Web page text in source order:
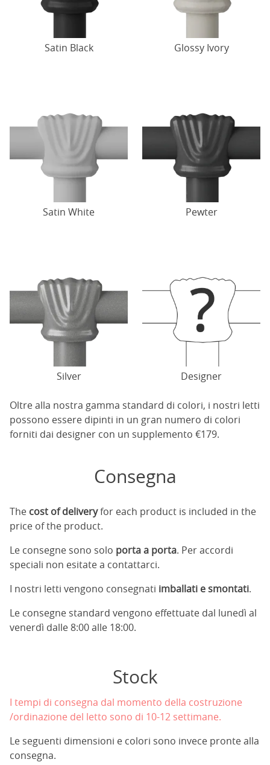
Satin Black Glossy Ivory
Satin White Pewter
Silver Designer
Oltre alla nostra gamma standard di colori, i nostri letti
possono essere dipinti in un gran numero di colori
forniti dai designer con un supplemento €179.
Consegna
The cost of deliveryfor each product is included in the
price of the product.
Le consegne sono solo porta a porta. Per accordi
speciali non esitate a contattarci.
I nostri letti vengono consegnati imballati e smontati.
Le consegne standard vengono effettuate dal lunedì al
venerdì dalle 8:00 alle 18:00.
Stock
I tempi di consegna dal momento della costruzione
/ordinazione del letto sono di 10-12 settimane.
Le seguenti dimensioni e colori sono invece pronte alla
consegna.